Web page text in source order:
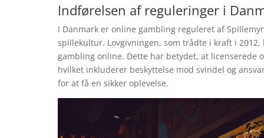
Indførelsen af reguleringer i
I Danmark er online gambling reguleret af
spillekultur. Lovgivningen, som trådte i kraft i
gambling online. Dette har betydet, at licenserede
hvilket inkluderer beskyttelse mod svindel og
for at få en sikker oplevelse.